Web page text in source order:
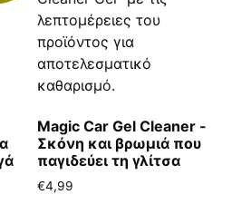
Magic Car Gel Cleaner -
Σκόνη και βρωμιά που
παγιδεύει τη γλίτσα
€4,99